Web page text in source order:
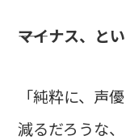
――マイナス、と
「純粋に、声
減るだろうな